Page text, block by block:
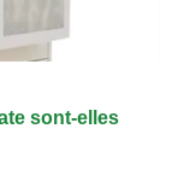
sont-elles